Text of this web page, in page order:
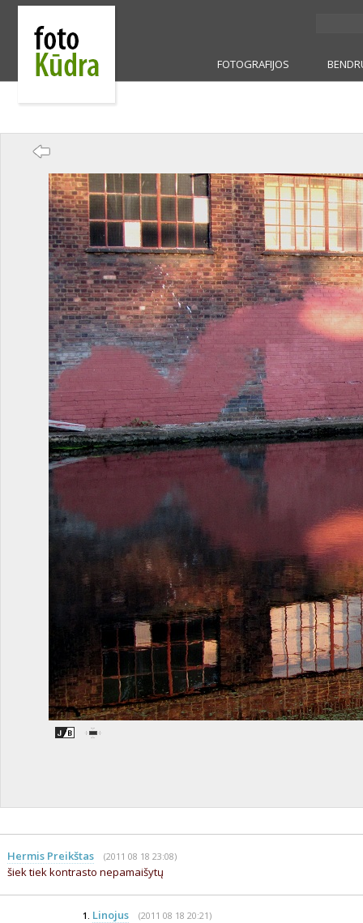
FOTOGRAFIJOS
Hermis Preikštas (2011 08 18 23:08)
šiek tiek kontrasto nepamaišytų
1. Linojus (2011 08 18 20:21)